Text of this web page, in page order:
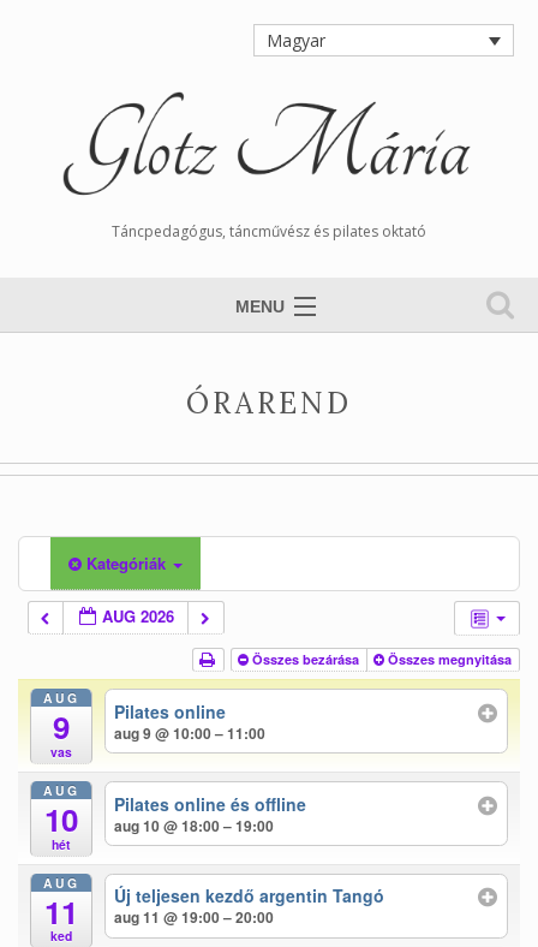
Magyar
Táncpedagógus, táncművész és pilates oktató
MENU
Munkáim
Helyszínek
Linkek
ÓRAREND
Kategóriák
AUG 2026
Összes bezárása Összes megnyitása
AUG
9
vas
Pilates online
aug 9 @ 10:00 – 11:00
AUG
10
hét
Pilates online és offline
aug 10 @ 18:00 – 19:00
AUG
11
ked
Új teljesen kezdő argentin Tangó
aug 11 @ 19:00 – 20:00